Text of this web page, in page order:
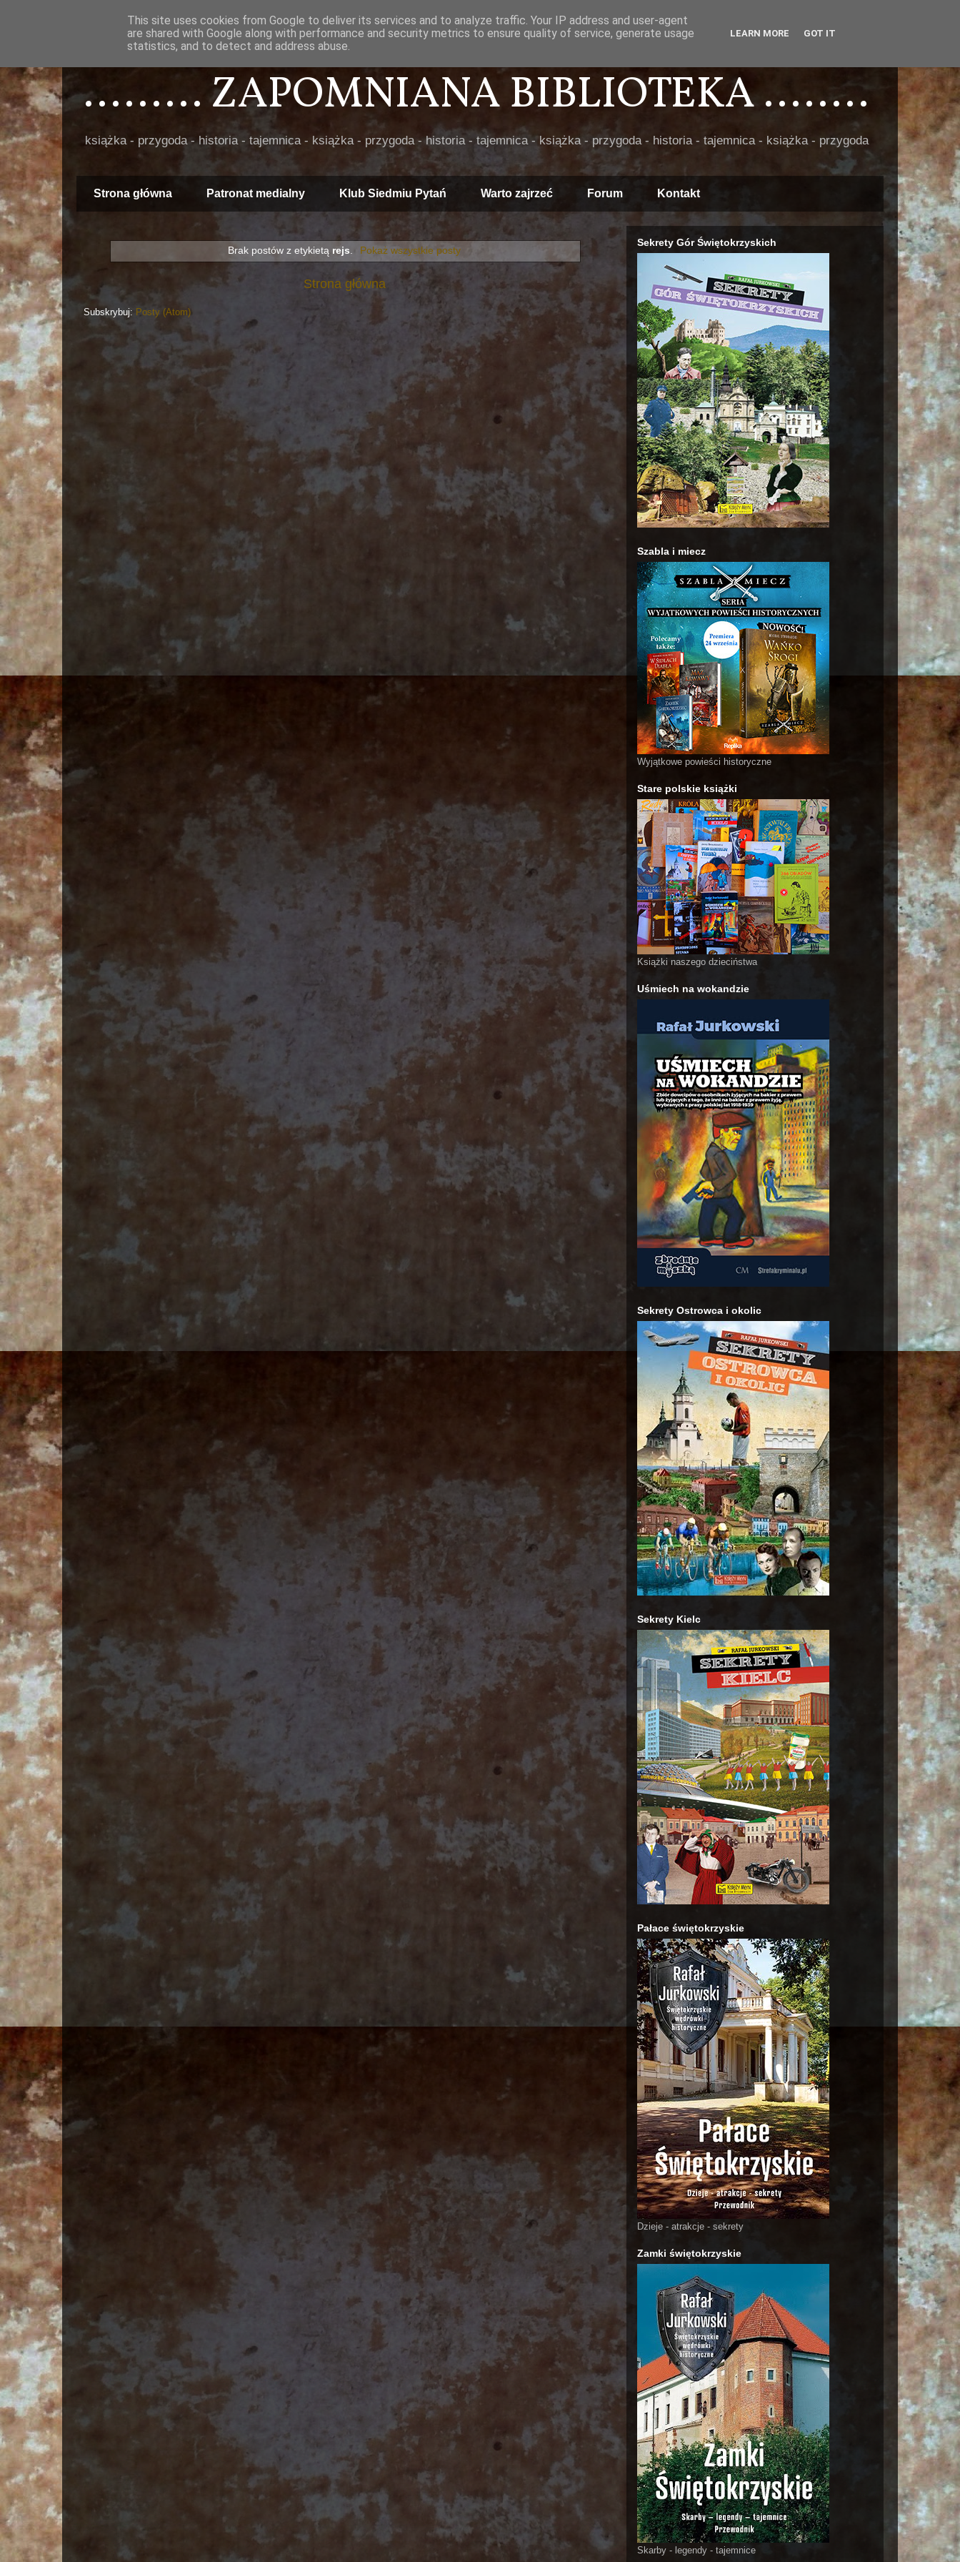
......... ZAPOMNIANA BIBLIOTEKA ........
książka - przygoda - historia - tajemnica - książka - przygoda - historia - tajemnica - książka - przygoda - historia - tajemnica - książka - przygoda
Strona główna Patronat medialny Klub Siedmiu Pytań Warto zajrzeć Forum Kontakt
Brak postów z etykietą rejs. Pokaż wszystkie posty
Strona główna
Subskrybuj: Posty (Atom)
Sekrety Gór Świętokrzyskich
Szabla i miecz
Wyjątkowe powieści historyczne
Stare polskie książki
Książki naszego dzieciństwa
Uśmiech na wokandzie
Sekrety Ostrowca i okolic
Sekrety Kielc
Pałace świętokrzyskie
Dzieje - atrakcje - sekrety
Zamki świętokrzyskie
Skarby - legendy - tajemnice
This site uses cookies from Google to deliver its services and to analyze traffic. Your IP address and user-agent
are shared with Google along with performance and security metrics to ensure quality of service, generate usage
statistics, and to detect and address abuse.
LEARN MORE GOT IT